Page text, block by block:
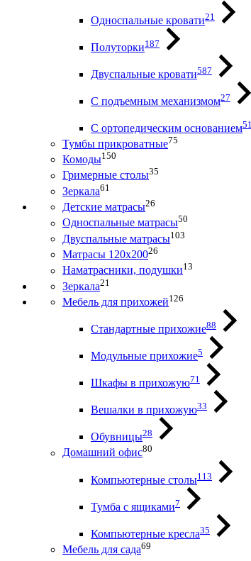
Односпальные кровати21
Полуторки187
Двуспальные кровати587
С подъемным механизмом27
С ортопедическим основанием51
Тумбы прикроватные75
Комоды150
Гримерные столы35
Зеркала61
Детские матрасы26
Односпальные матрасы50
Двуспальные матрасы103
Матрасы 120х20026
Наматрасники, подушки13
Зеркала21
Мебель для прихожей126
Стандартные прихожие88
Модульные прихожие5
Шкафы в прихожую71
Вешалки в прихожую33
Обувницы28
Домашний офис80
Компьютерные столы113
Тумба с ящиками7
Компьютерные кресла35
Мебель для сада69